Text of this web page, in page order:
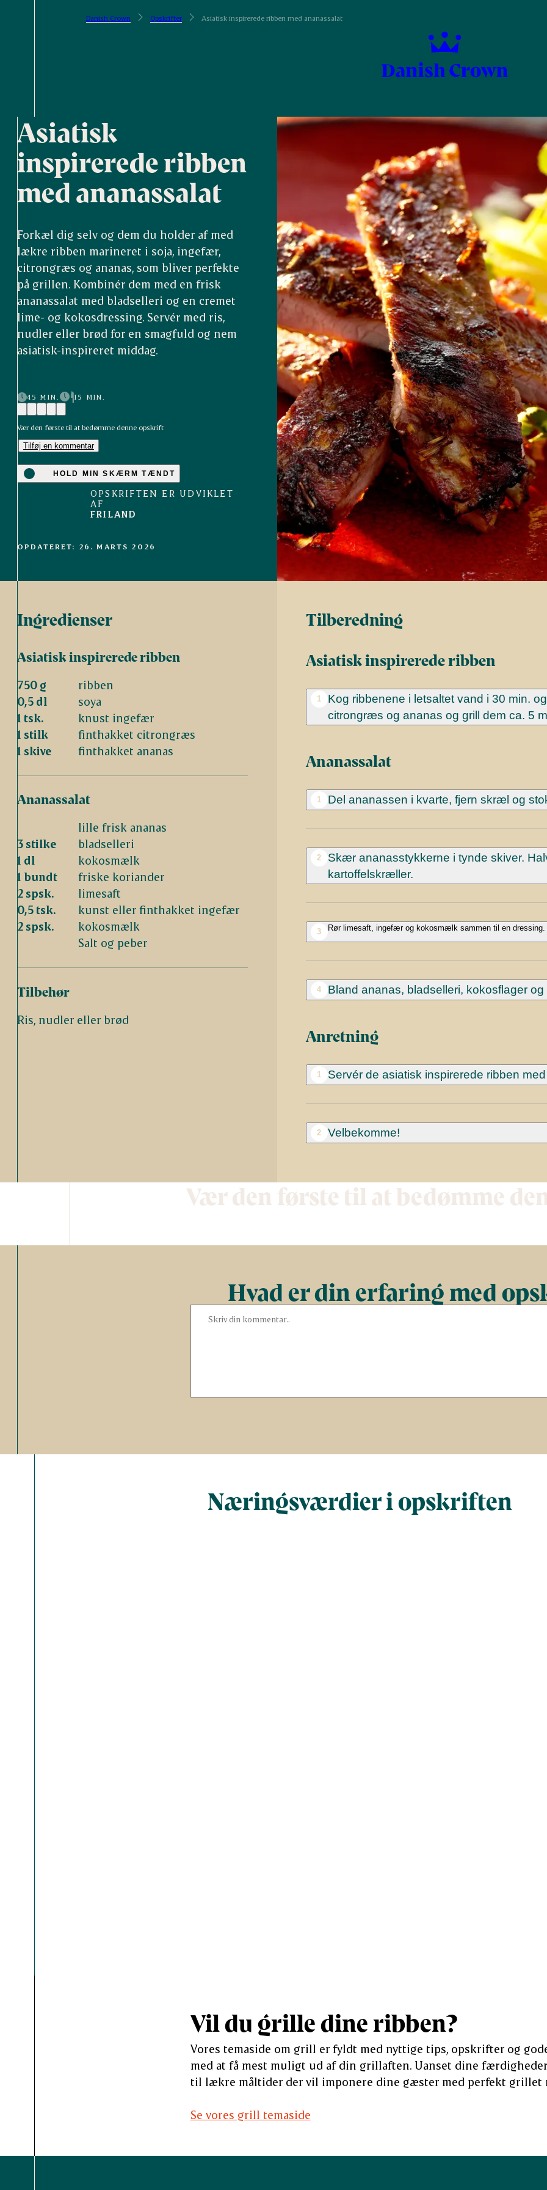
Danish Crown Opskrifter Asiatisk inspirerede ribben med ananassalat
Asiatisk
inspirerede ribben
med ananassalat
Forkæl dig selv og dem du holder af med
lækre ribben marineret i soja, ingefær,
citrongræs og ananas, som bliver perfekte
på grillen. Kombinér dem med en frisk
ananassalat med bladselleri og en cremet
lime- og kokosdressing. Servér med ris,
nudler eller brød for en smagfuld og nem
asiatisk-inspireret middag.
45 MIN. 15 MIN.
Vær den første til at bedømme denne opskrift
Tilføj en kommentar
HOLD MIN SKÆRM TÆNDT
OPSKRIFTEN ER UDVIKLET
AF
FRILAND
OPDATERET: 26. MARTS 2026
Ingredienser
Asiatisk inspirerede ribben
750 g
ribben
0,5 dl
soya
1 tsk.
knust ingefær
1 stilk
finthakket citrongræs
1 skive
finthakket ananas
Ananassalat
lille frisk ananas
3 stilke
bladselleri
1 dl
kokosmælk
1 bundt
friske koriander
2 spsk.
limesaft
0,5 tsk.
kunst eller finthakket ingefær
2 spsk.
kokosmælk
Salt og peber
Tilbehør
Ris, nudler eller brød
Tilberedning
Asiatisk inspirerede ribben
1
Kog ribbenene i letsaltet vand i 30 min.
citrongræs og ananas og grill dem ca. 5
Ananassalat
1 Del ananassen i kvarte, fjern skræl og
2
Skær ananasstykkerne i tynde skiver.
kartoffelskræller.
3 Rør limesaft, ingefær og kokosmælk sammen til en dressing.
4 Bland ananas, bladselleri, kokosflager
Anretning
1 Servér de asiatisk inspirerede ribben
2 Velbekomme!
Vær den første til at bedømme
Hvad er din erfaring med
Næringsværdier i opskriften
Vil du grille dine ribben?
Vores temaside om grill er fyldt med nyttige tips, opskrifter og
med at få mest muligt ud af din grillaften. Uanset dine
til lækre måltider der vil imponere dine gæster med perfekt grillet
Se vores grill temaside